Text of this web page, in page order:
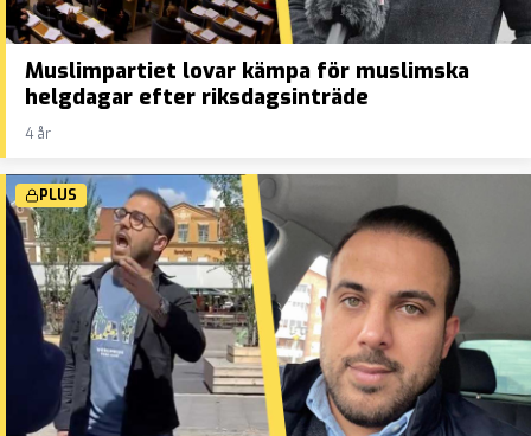
Muslimpartiet lovar kämpa för muslimska
helgdagar efter riksdagsinträde
4 år
PLUS